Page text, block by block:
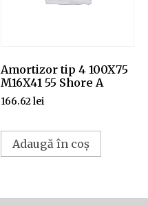
Amortizor tip 4 100X75
M16X41 55 Shore A
166.62lei
Adaugă în coș